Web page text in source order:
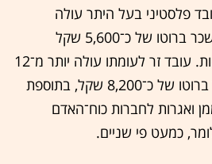
פלסטיני בעל היתר עולה
כ־6,600 שקל בחודש - שכר ברוטו של כ־5,600 שקל
בתוספת הוצאות סוציאליות. עובד זר לעומתו עולה יותר מ־12
אלף שקל בחודש - שכר ברוטו של כ־8,200 שקל, בתוספת
ואגרות לחברות כוח־האדם
כמעט פי שניים.